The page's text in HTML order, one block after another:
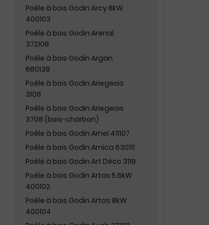
Poêle à bois Godin Arcy 8kW
400103
Poêle à bois Godin Arenal
372108
Poêle à bois Godin Argan
680138
Poêle à bois Godin Ariegeois
3108
Poêle à bois Godin Ariegeois
3708 (bois-charbon)
Poêle à bois Godin Arnel 411107
Poêle à bois Godin Arnica 630111
Poêle à bois Godin Art Déco 3119
Poêle à bois Godin Artas 5.6kW
400102
Poêle à bois Godin Artas 8kW
400104